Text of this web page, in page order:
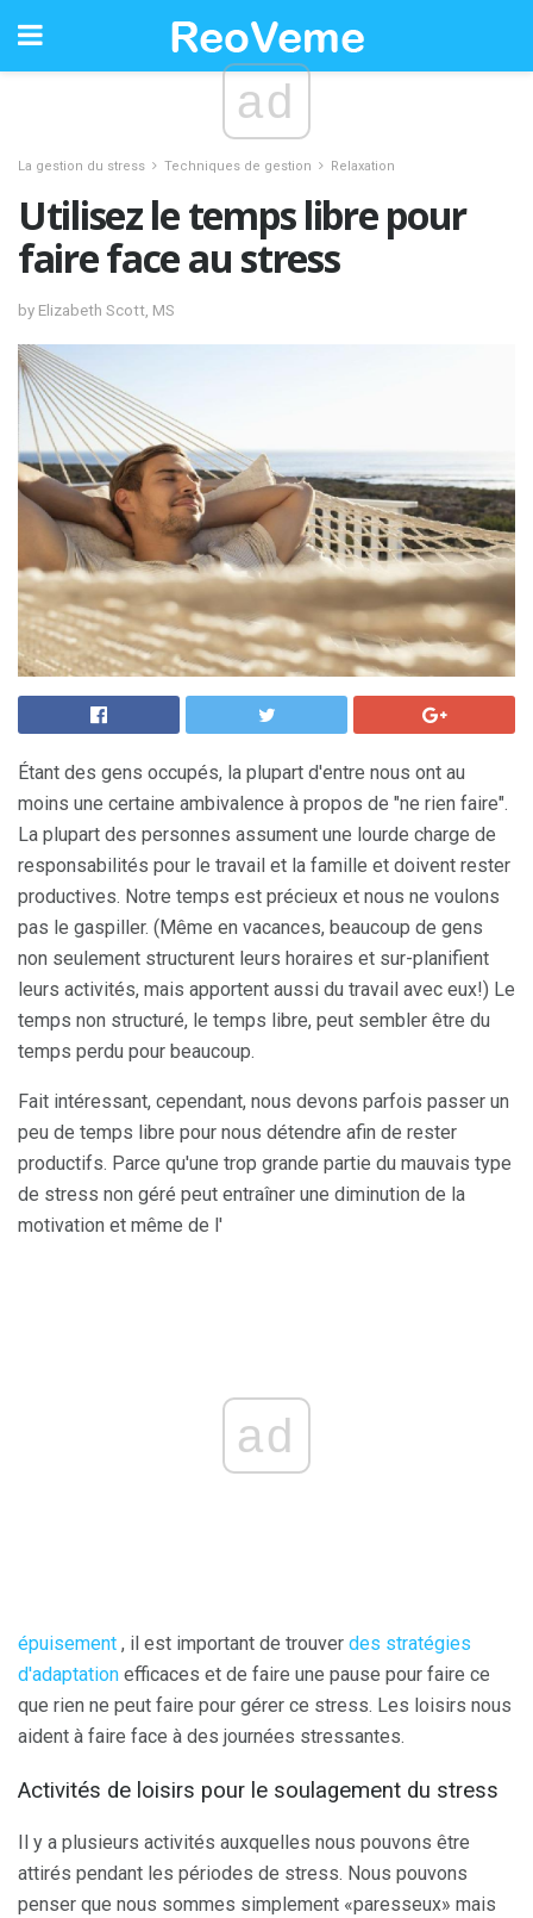
ad
La gestion du stress Techniques de gestion Relaxation
Utilisez le temps libre pour
faire face au stress
by Elizabeth Scott, MS
Étant des gens occupés, la plupart d'entre nous ont au
moins une certaine ambivalence à propos de "ne rien faire".
La plupart des personnes assument une lourde charge de
responsabilités pour le travail et la famille et doivent rester
productives. Notre temps est précieux et nous ne voulons
pas le gaspiller. (Même en vacances, beaucoup de gens
non seulement structurent leurs horaires et sur-planifient
leurs activités, mais apportent aussi du travail avec eux!) Le
temps non structuré, le temps libre, peut sembler être du
temps perdu pour beaucoup.
Fait intéressant, cependant, nous devons parfois passer un
peu de temps libre pour nous détendre afin de rester
productifs. Parce qu'une trop grande partie du mauvais type
de stress non géré peut entraîner une diminution de la
motivation et même de l'
ad
épuisement , il est important de trouver des stratégies
d'adaptation efficaces et de faire une pause pour faire ce
que rien ne peut faire pour gérer ce stress. Les loisirs nous
aident à faire face à des journées stressantes.
Activités de loisirs pour le soulagement du stress
Il y a plusieurs activités auxquelles nous pouvons être
attirés pendant les périodes de stress. Nous pouvons
penser que nous sommes simplement «paresseux» mais